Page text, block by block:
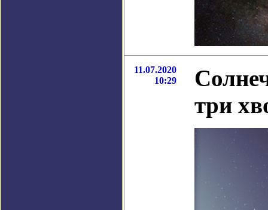
11.07.2020
10:29
три